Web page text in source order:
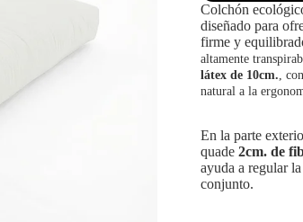
Colchón
diseñado para
firme y
altamente
látex de 10cm.,
natural a la
En la parte
quade 2cm. de
ayuda a regular
conjunto.